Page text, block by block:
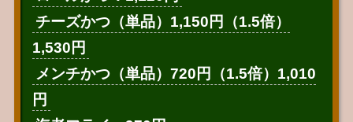
チーズかつ（単品）1,150円（1.5倍）
1,530円
メンチかつ（単品）720円（1.5倍）1,010
円